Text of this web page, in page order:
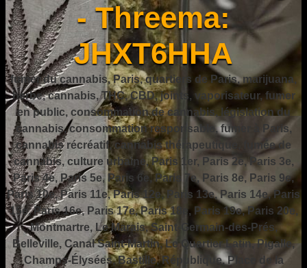
- Threema:
JHXT6HHA
fumer du cannabis, Paris, quartiers de Paris, marijuana,
herbe, cannabis, THC, CBD, joints, vaporisateur, fumer
en public, consommation de cannabis, législation du
cannabis, consommation responsable, fumer à Paris,
cannabis récréatif, cannabis thérapeutique, fumée de
cannabis, culture urbaine, Paris 1er, Paris 2e, Paris 3e,
Paris 4e, Paris 5e, Paris 6e, Paris 7e, Paris 8e, Paris 9e,
Paris 10e, Paris 11e, Paris 12e, Paris 13e, Paris 14e, Paris
15e, Paris 16e, Paris 17e, Paris 18e, Paris 19e, Paris 20e,
Montmartre, Le Marais, Saint-Germain-des-Prés,
Belleville, Canal Saint-Martin, Le Quartier Latin, Pigalle,
Champs-Élysées, Bastille, République, Place de la